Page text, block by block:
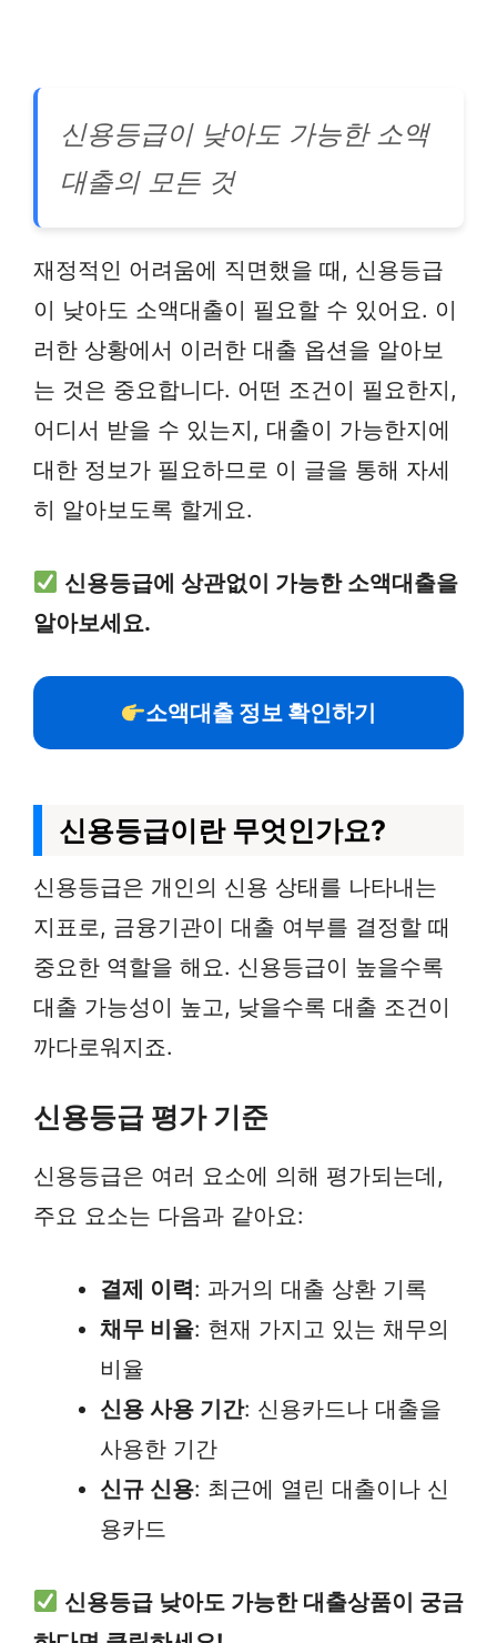
신용등급이 낮아도 가능한 소액
대출의 모든 것
재정적인 어려움에 직면했을 때, 신용등급
이 낮아도 소액대출이 필요할 수 있어요. 이
러한 상황에서 이러한 대출 옵션을 알아보
는 것은 중요합니다. 어떤 조건이 필요한지,
어디서 받을 수 있는지, 대출이 가능한지에
대한 정보가 필요하므로 이 글을 통해 자세
히 알아보도록 할게요.
신용등급에 상관없이 가능한 소액대출을
알아보세요.
소액대출 정보 확인하기
신용등급이란 무엇인가요?
신용등급은 개인의 신용 상태를 나타내는
지표로, 금융기관이 대출 여부를 결정할 때
중요한 역할을 해요. 신용등급이 높을수록
대출 가능성이 높고, 낮을수록 대출 조건이
까다로워지죠.
신용등급 평가 기준
신용등급은 여러 요소에 의해 평가되는데,
주요 요소는 다음과 같아요:
결제 이력: 과거의 대출 상환 기록
채무 비율: 현재 가지고 있는 채무의
비율
신용 사용 기간: 신용카드나 대출을
사용한 기간
신규 신용: 최근에 열린 대출이나 신
용카드
신용등급 낮아도 가능한 대출상품이 궁금